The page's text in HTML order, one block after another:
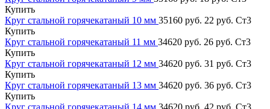
Купить
Круг стальной горячекатаный 10 мм 35160 руб. 22 руб. Ст3
Купить
Круг стальной горячекатаный 11 мм 34620 руб. 26 руб. Ст3
Купить
Круг стальной горячекатаный 12 мм 34620 руб. 31 руб. Ст3
Купить
Круг стальной горячекатаный 13 мм 34620 руб. 36 руб. Ст3
Купить
Круг стальной горячекатаный 14 мм 34620 руб. 42 руб. Ст3